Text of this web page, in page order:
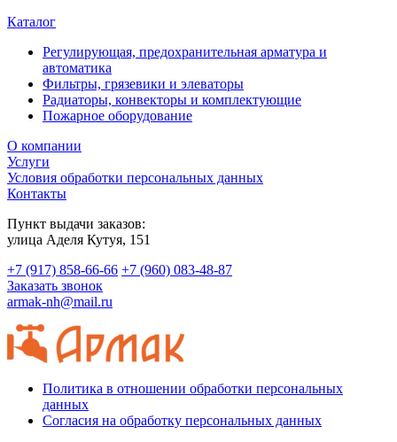
Каталог
Регулирующая, предохранительная арматура и
автоматика
Фильтры, грязевики и элеваторы
Радиаторы, конвекторы и комплектующие
Пожарное оборудование
О компании
Услуги
Условия обработки персональных данных
Контакты
Пункт выдачи заказов:
​улица Аделя Кутуя, 151
+7 (917) 858-66-66 +7 (960) 083-48-87
Заказать звонок
armak-nh@mail.ru
Политика в отношении обработки персональных
данных
Согласия на обработку персональных данных